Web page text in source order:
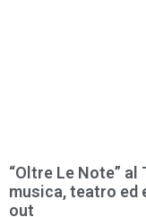
“Oltre Le Note”
musica, teatro ed
out